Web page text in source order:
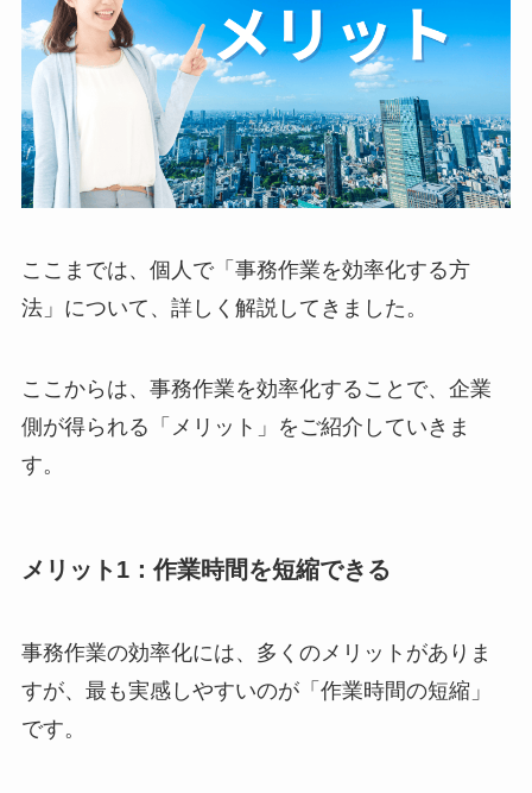
ここまでは、個人で「事務作業を効率化する方
法」について、詳しく解説してきました。
ここからは、事務作業を効率化することで、企業
側が得られる「メリット」をご紹介していきま
す。
メリット1：作業時間を短縮できる
事務作業の効率化には、多くのメリットがありま
すが、最も実感しやすいのが「作業時間の短縮」
です。